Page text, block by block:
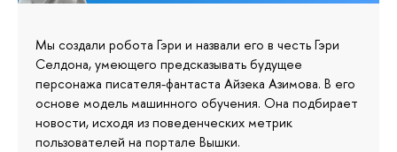
Мы создали робота Гэри и назвали его в честь Гэри
Селдона, умеющего предсказывать будущее
персонажа писателя-фантаста Айзека Азимова. В его
основе модель машинного обучения. Она подбирает
новости, исходя из поведенческих метрик
пользователей на портале Вышки.